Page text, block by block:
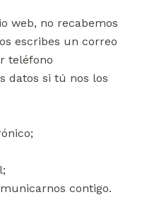
web, no recabemos
escribes un correo
teléfono
datos si tú nos los
contigo.